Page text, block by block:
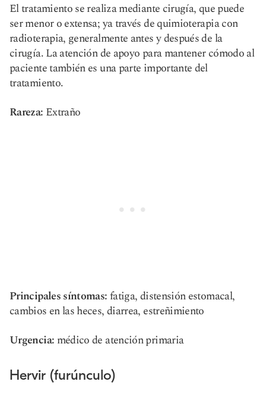
El tratamiento se realiza mediante cirugía, que puede
ser menor o extensa; ya través de quimioterapia con
radioterapia, generalmente antes y después de la
cirugía. La atención de apoyo para mantener cómodo al
paciente también es una parte importante del
tratamiento.
Rareza: Extraño
Principales síntomas:fatiga, distensión estomacal,
cambios en las heces, diarrea, estreñimiento
Urgencia: médico de atención primaria
Hervir (furúnculo)